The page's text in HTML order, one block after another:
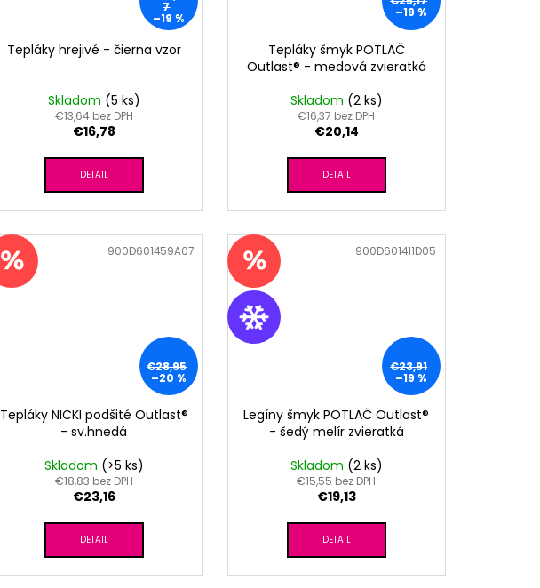
7
–19 %
Tepláky hrejivé - čierna vzor
Skladom (5 ks)
€13,64 bez DPH
€16,78
DETAIL
–19 %
Tepláky šmyk POTLAČ
Outlast® - medová zvieratká
Skladom (2 ks)
€16,37 bez DPH
€20,14
DETAIL
€28,95
–20 %
Tepláky NICKI podšité Outlast®
- sv.hnedá
Skladom (>5 ks)
€18,83 bez DPH
€23,16
DETAIL
900D601459A07
€23,91
–19 %
Legíny šmyk POTLAČ Outlast®
- šedý melír zvieratká
Skladom (2 ks)
€15,55 bez DPH
€19,13
DETAIL
900D601411D05